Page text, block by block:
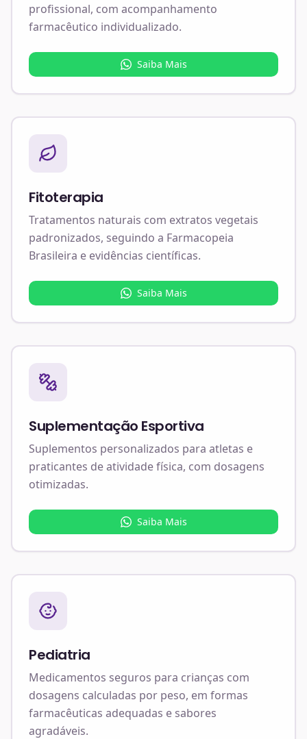
profissional, com acompanhamento
farmacêutico individualizado.
Saiba Mais
Fitoterapia
Tratamentos naturais com extratos vegetais
padronizados, seguindo a Farmacopeia
Brasileira e evidências científicas.
Saiba Mais
Suplementação Esportiva
Suplementos personalizados para atletas e
praticantes de atividade física, com dosagens
otimizadas.
Saiba Mais
Pediatria
Medicamentos seguros para crianças com
dosagens calculadas por peso, em formas
farmacêuticas adequadas e sabores
agradáveis.